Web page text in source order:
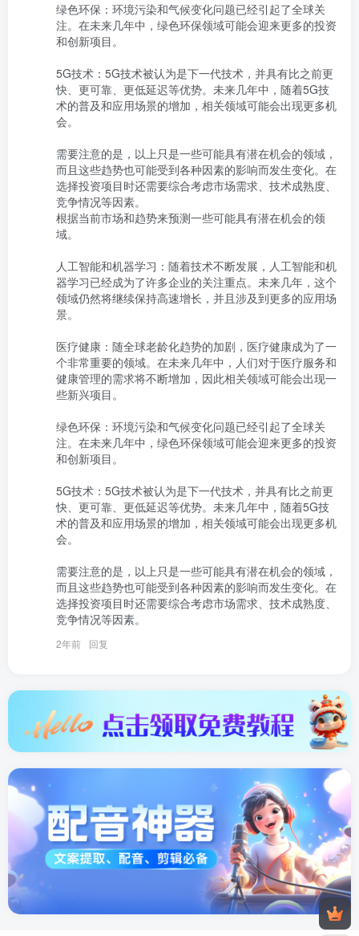
绿色环保：环境污染和气候变化问题已经引起了全球关
注。在未来几年中，绿色环保领域可能会迎来更多的投资
和创新项目。
5G技术：5G技术被认为是下一代技术，并具有比之前更
快、更可靠、更低延迟等优势。未来几年中，随着5G技
术的普及和应用场景的增加，相关领域可能会出现更多机
会。
需要注意的是，以上只是一些可能具有潜在机会的领域，
而且这些趋势也可能受到各种因素的影响而发生变化。在
选择投资项目时还需要综合考虑市场需求、技术成熟度、
竞争情况等因素。
根据当前市场和趋势来预测一些可能具有潜在机会的领
域。
人工智能和机器学习：随着技术不断发展，人工智能和机
器学习已经成为了许多企业的关注重点。未来几年，这个
领域仍然将继续保持高速增长，并且涉及到更多的应用场
景。
医疗健康：随全球老龄化趋势的加剧，医疗健康成为了一
个非常重要的领域。在未来几年中，人们对于医疗服务和
健康管理的需求将不断增加，因此相关领域可能会出现一
些新兴项目。
绿色环保：环境污染和气候变化问题已经引起了全球关
注。在未来几年中，绿色环保领域可能会迎来更多的投资
和创新项目。
5G技术：5G技术被认为是下一代技术，并具有比之前更
快、更可靠、更低延迟等优势。未来几年中，随着5G技
术的普及和应用场景的增加，相关领域可能会出现更多机
会。
需要注意的是，以上只是一些可能具有潜在机会的领域，
而且这些趋势也可能受到各种因素的影响而发生变化。在
选择投资项目时还需要综合考虑市场需求、技术成熟度、
竞争情况等因素。
2年前 回复